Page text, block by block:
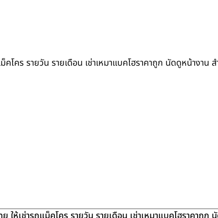
โคร รายวัน รายเดือน เช่าเหมาแบคโฮราคาถูก นัดดูหน้างาน ส